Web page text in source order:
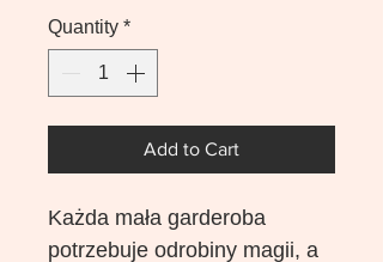
Quantity *
Add to Cart
Każda mała garderoba
potrzebuje odrobiny magii, a